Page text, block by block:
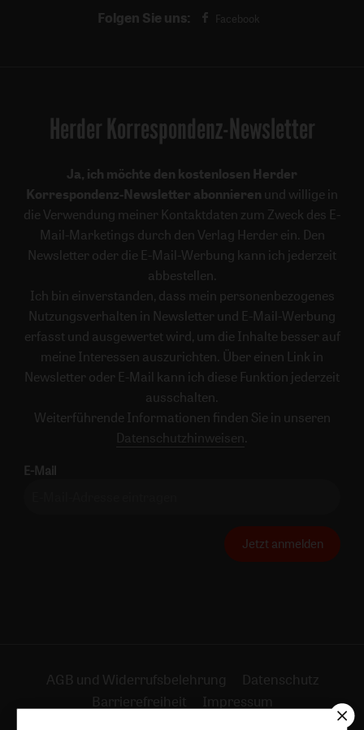
Folgen Sie uns: Facebook
Herder Korrespondenz-Newsletter
Ja, ich möchte den kostenlosen Herder
Korrespondenz-Newsletter abonnieren und willige in
die Verwendung meiner Kontaktdaten zum Zweck des E-
Mail-Marketings durch den Verlag Herder ein. Den
Newsletter oder die E-Mail-Werbung kann ich jederzeit
abbestellen.
Ich bin einverstanden, dass mein personenbezogenes
Nutzungsverhalten in Newsletter und E-Mail-Werbung
erfasst und ausgewertet wird, um die Inhalte besser auf
meine Interessen auszurichten. Über einen Link in
Newsletter oder E-Mail kann ich diese Funktion jederzeit
ausschalten.
Weiterführende Informationen finden Sie in unseren
Datenschutzhinweisen .
E-Mail
Jetzt anmelden
AGB und Widerrufsbelehrung
Datenschutz
Barrierefreiheit
Impressum